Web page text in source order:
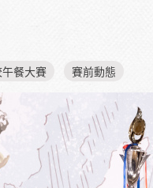
餐大賽 賽前動態